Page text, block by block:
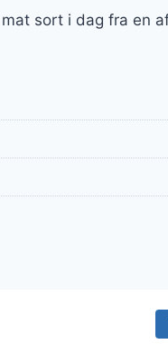
sort i dag fra en